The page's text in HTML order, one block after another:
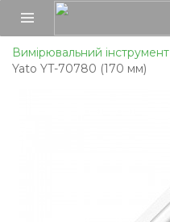
Вимірювальний інструмент
Yato YT-70780 (170 мм)